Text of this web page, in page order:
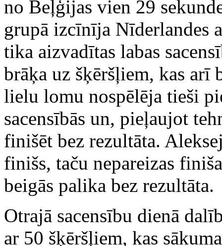
no Beļģijas vien 29
grupā izcīnīja Nīderlandes
tika aizvadītas labas
brāķa uz šķēršļiem, kas
lielu lomu nospēlēja tieši
sacensībās un, pieļaujot
finišēt bez rezultāta.
finišs, taču nepareizas
beigās palika bez rezultāta.
Otrajā sacensību dienā
ar 50 šķēršļiem, kas